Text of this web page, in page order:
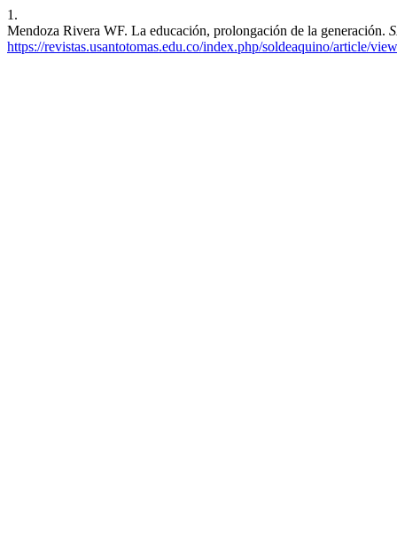
1.
Mendoza Rivera WF. La educación, prolongación de la generación.
https://revistas.usantotomas.edu.co/index.php/soldeaquino/article/